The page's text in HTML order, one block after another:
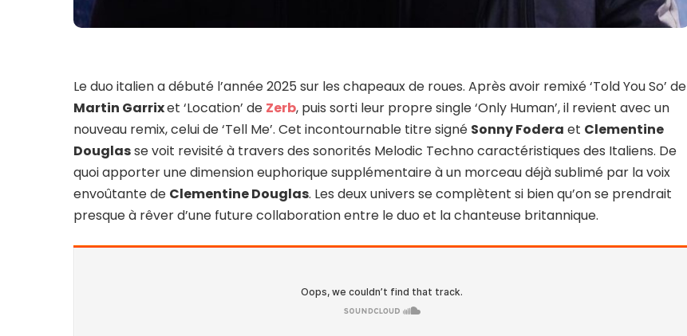
Le duo italien a débuté l’année 2025 sur les chapeaux de roues. Après avoir remixé ‘Told You So’ de
Martin Garrixet ‘Location’ de Zerb, puis sorti leur propre single ‘Only Human’, il revient avec un
nouveau remix, celui de ‘Tell Me’. Cet incontournable titre signé Sonny Fodera et Clementine
Douglasse voit revisité à travers des sonorités Melodic Techno caractéristiques des Italiens. De
quoi apporter une dimension euphorique supplémentaire à un morceau déjà sublimé par la voix
envoûtante de Clementine Douglas. Les deux univers se complètent si bien qu’on se prendrait
presque à rêver d’une future collaboration entre le duo et la chanteuse britannique.